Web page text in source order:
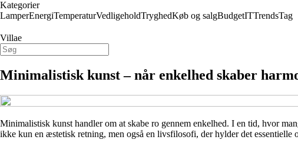
Kategorier
LamperEnergiTemperaturVedligeholdTryghedKøb og salgBudgetITTrendsTag
Villae
Minimalistisk kunst – når enkelhed skaber
Minimalistisk kunst handler om at skabe ro gennem enkelhed. I en tid, hvor
ikke kun en æstetisk retning, men også en livsfilosofi, der hylder det